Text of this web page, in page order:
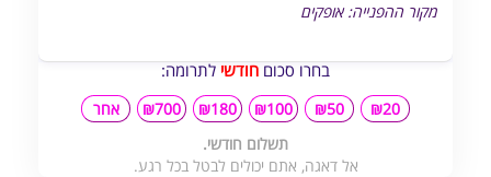
מקור ההפנייה: אופקים
בחרו סכום חודשי לתרומה:
₪20
₪50
₪100
₪180
₪700
אחר
תשלום חודשי.
אל דאגה, אתם יכולים לבטל בכל רגע.